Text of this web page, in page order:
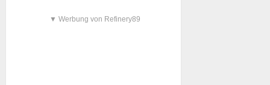
▼ Werbung von Refinery89